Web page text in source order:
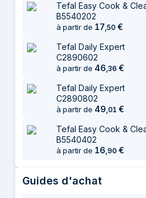
Tefal Easy Cook &
B5540202
à partir de 17,50 €
Tefal Daily Expert
C2890602
à partir de 46,36 €
Tefal Daily Expert
C2890802
à partir de 49,01 €
Tefal Easy Cook &
B5540402
à partir de 16,90 €
Guides d'achat